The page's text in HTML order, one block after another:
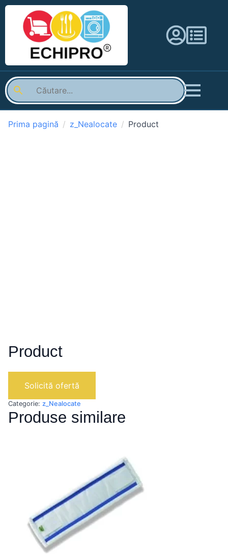
Prima pagină z_Nealocate Product
Product
Solicită ofertă
Categorie: z_Nealocate
Produse similare